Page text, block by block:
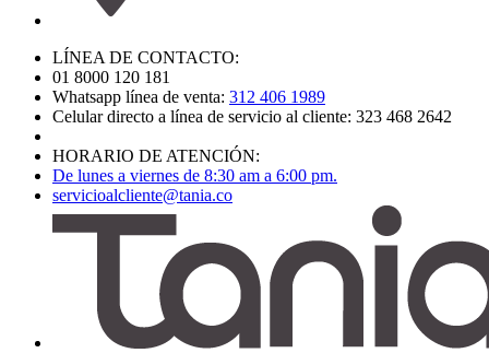
LÍNEA DE CONTACTO:
01 8000 120 181
Whatsapp línea de venta: 312 406 1989
Celular directo a línea de servicio al cliente: 323 468 2642
HORARIO DE ATENCIÓN:
De lunes a viernes de 8:30 am a 6:00 pm.
servicioalcliente@tania.co